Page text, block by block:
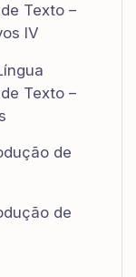
Texto –
IV
Texto –
de
de